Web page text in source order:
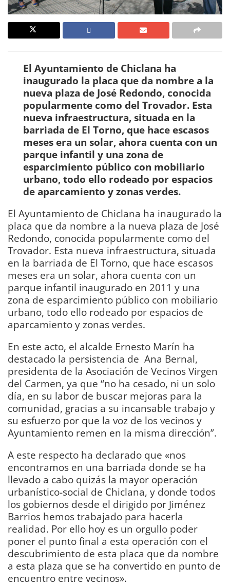
El Ayuntamiento de Chiclana ha
inaugurado la placa que da nombre a la
nueva plaza de José Redondo, conocida
popularmente como del Trovador. Esta
nueva infraestructura, situada en la
barriada de El Torno, que hace escasos
meses era un solar, ahora cuenta con un
parque infantil y una zona de
esparcimiento público con mobiliario
urbano, todo ello rodeado por espacios
de aparcamiento y zonas verdes.
El Ayuntamiento de Chiclana ha inaugurado la
placa que da nombre a la nueva plaza de José
Redondo, conocida popularmente como del
Trovador. Esta nueva infraestructura, situada
en la barriada de El Torno, que hace escasos
meses era un solar, ahora cuenta con un
parque infantil inaugurado en 2011 y una
zona de esparcimiento público con mobiliario
urbano, todo ello rodeado por espacios de
aparcamiento y zonas verdes.
En este acto, el alcalde Ernesto Marín ha
destacado la persistencia de Ana Bernal,
presidenta de la Asociación de Vecinos Virgen
del Carmen, ya que “no ha cesado, ni un solo
día, en su labor de buscar mejoras para la
comunidad, gracias a su incansable trabajo y
su esfuerzo por que la voz de los vecinos y
Ayuntamiento remen en la misma dirección”.
A este respecto ha declarado que «nos
encontramos en una barriada donde se ha
llevado a cabo quizás la mayor operación
urbanístico-social de Chiclana, y donde todos
los gobiernos desde el dirigido por Jiménez
Barrios hemos trabajado para hacerla
realidad. Por ello hoy es un orgullo poder
poner el punto final a esta operación con el
descubrimiento de esta placa que da nombre
a esta plaza que se ha convertido en punto de
encuentro entre vecinos».